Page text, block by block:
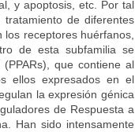
y apoptosis, etc. Por tal
de diferentes
receptores huérfanos,
de esta subfamilia se
que contiene al
ellos expresados en el
la expresión génica
de Respuesta a
Han sido intensamente